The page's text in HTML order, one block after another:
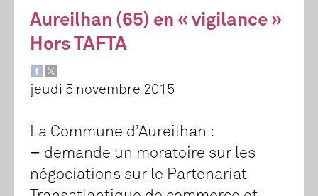
Aureilhan (65) en « vigilance »
Hors TAFTA
jeudi 5 novembre 2015
La Commune d’Aureilhan :
– demande un moratoire sur les
négociations sur le Partenariat